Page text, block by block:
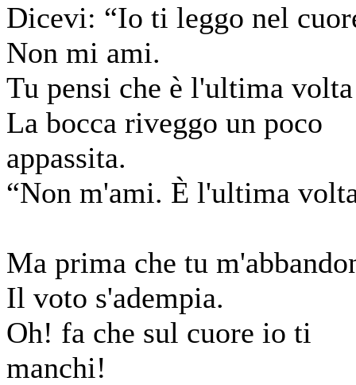
Dicevi: “Io ti leggo nel
Non mi ami.
Tu pensi che è l'ultima
La bocca riveggo un poco
appassita.
“Non m'ami. È l'ultima
Ma prima che tu
Il voto s'adempia.
Oh! fa che sul cuore io ti
manchi!